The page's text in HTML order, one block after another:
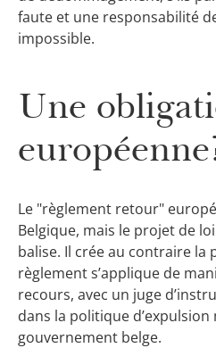
faute et une responsabilité
impossible.
Une
Le "règlement retour"
Belgique, mais le projet de
balise. Il crée au contraire la
règlement s’applique de
recours, avec un juge
dans la politique d’expulsion
gouvernement belge.